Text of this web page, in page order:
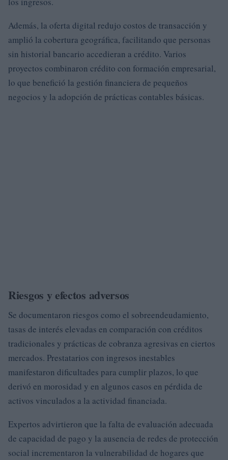
Además, la oferta digital redujo costos de transacción y
amplió la cobertura geográfica, facilitando que personas
sin historial bancario accedieran a crédito. Varios
proyectos combinaron crédito con formación empresarial,
lo que benefició la gestión financiera de pequeños
negocios y la adopción de prácticas contables básicas.
Riesgos y efectos adversos
Se documentaron riesgos como el sobreendeudamiento,
tasas de interés elevadas en comparación con créditos
tradicionales y prácticas de cobranza agresivas en ciertos
mercados. Prestatarios con ingresos inestables
manifestaron dificultades para cumplir plazos, lo que
derivó en morosidad y en algunos casos en pérdida de
activos vinculados a la actividad financiada.
Expertos advirtieron que la falta de evaluación adecuada
de capacidad de pago y la ausencia de redes de protección
social incrementaron la vulnerabilidad de hogares que